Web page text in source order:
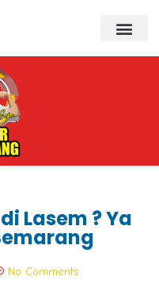
Lasem ? Ya
No Comments